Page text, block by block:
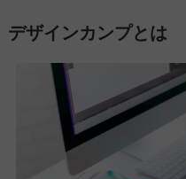
デザインカンプとは